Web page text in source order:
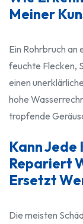
Meiner
Ein Rohrbruch an
feuchte Flecken,
einen
hohe
tropfende
Kann
Repariert
Ersetzt
Die meisten